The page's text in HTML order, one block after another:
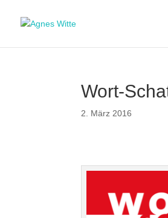
Wort-
2. März 2016